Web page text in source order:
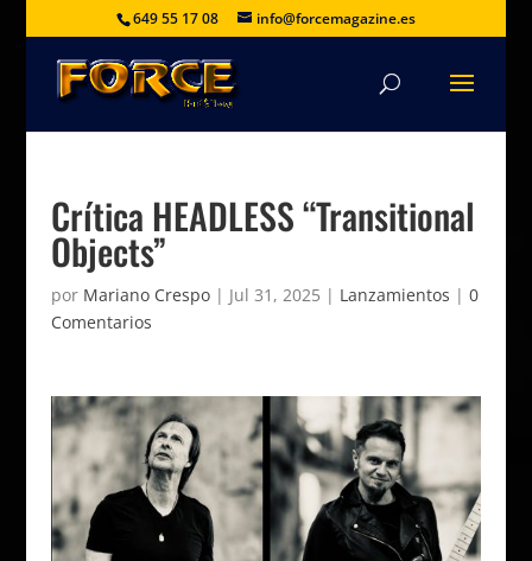
649 55 17 08 info@forcemagazine.es
Crítica HEADLESS “Transitional
Objects”
por Mariano Crespo| Jul 31, 2025 | Lanzamientos | 0
Comentarios